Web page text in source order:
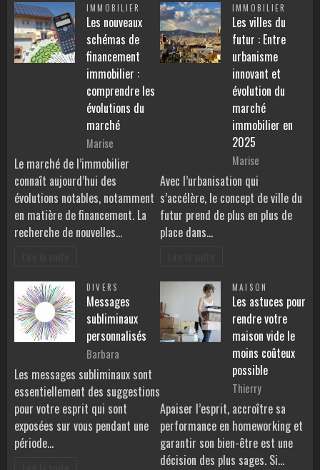
IMMOBILIER
Les nouveaux
schémas de
financement
immobilier :
comprendre les
évolutions du
marché
Marise
Le marché de l’immobilier
connaît aujourd’hui des
évolutions notables, notamment
en matière de financement. La
recherche de nouvelles…
IMMOBILIER
Les villes du
futur : Entre
urbanisme
innovant et
évolution du
marché
immobilier en
2025
Marise
Avec l’urbanisation qui
s’accélère, le concept de ville du
futur prend de plus en plus de
place dans…
DIVERS
Messages
subliminaux
personnalisés
Barbara
Les messages subliminaux sont
essentiellement des suggestions
pour votre esprit qui sont
exposées sur vous pendant une
période…
MAISON
Les astuces pour
rendre votre
maison vide le
moins coûteux
possible
Thierry
Apaiser l’esprit, accroître sa
performance en homeworking et
garantir son bien-être est une
décision des plus sages. Si…